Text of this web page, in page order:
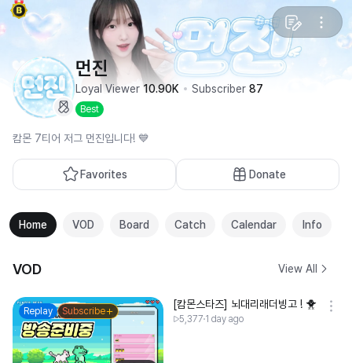
먼진
Loyal Viewer 10.90K Subscriber 87
Best
캄몬 7티어 저그 먼진입니다! 💙
Favorites Donate
Home VOD Board Catch Calendar Info
VOD View All
Replay Subscribe
[캄몬스타즈] 뇌대리래더빙고 ! 🐥
5,377 1 day ago